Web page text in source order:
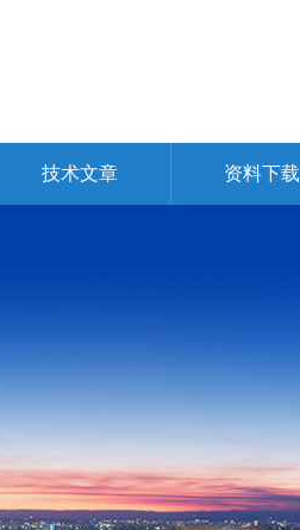
技术文章 资料下载